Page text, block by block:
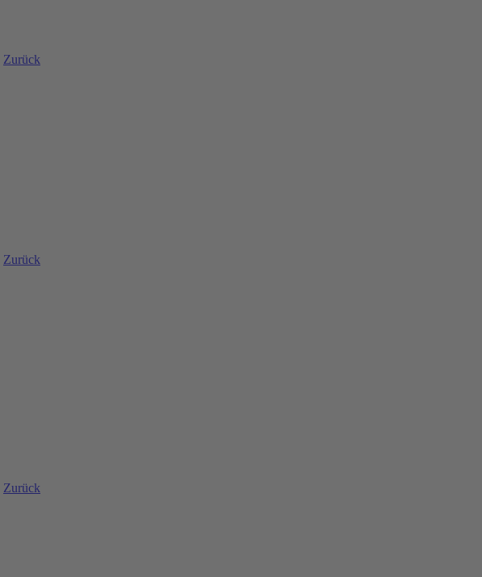
Zurück
Zurück
Zurück